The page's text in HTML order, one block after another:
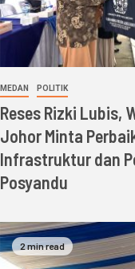
MEDAN POLITIK
Reses Rizki Lubis,
Johor Minta
Infrastruktur dan
Posyandu
2 min read